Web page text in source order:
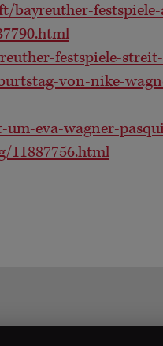
bayreuther-festspiele-
festspiele-streit-
von-nike-
eva-wagner-
11887756.html